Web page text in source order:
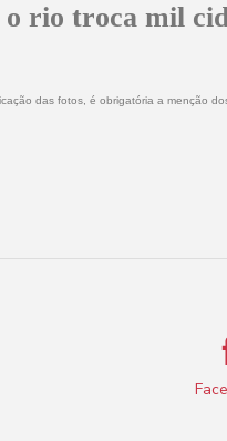
o rio troca mil
das fotos, é obrigatória a menção